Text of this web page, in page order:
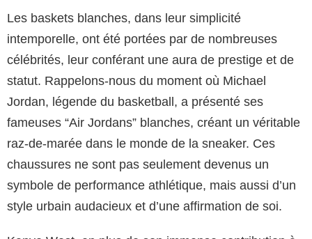
Les baskets blanches, dans leur simplicité
intemporelle, ont été portées par de nombreuses
célébrités, leur conférant une aura de prestige et de
statut. Rappelons-nous du moment où Michael
Jordan, légende du basketball, a présenté ses
fameuses “Air Jordans” blanches, créant un véritable
raz-de-marée dans le monde de la sneaker. Ces
chaussures ne sont pas seulement devenus un
symbole de performance athlétique, mais aussi d’un
style urbain audacieux et d’une affirmation de soi.